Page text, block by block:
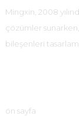
Mingxin, 2008
çözümler
bileşenleri
ön sayfa